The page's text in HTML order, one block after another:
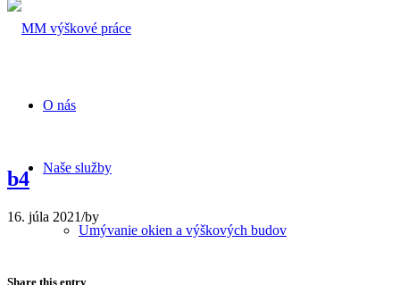
O nás
Naše služby
Umývanie okien a výškových budov
b4
16. júla 2021/by
Share this entry